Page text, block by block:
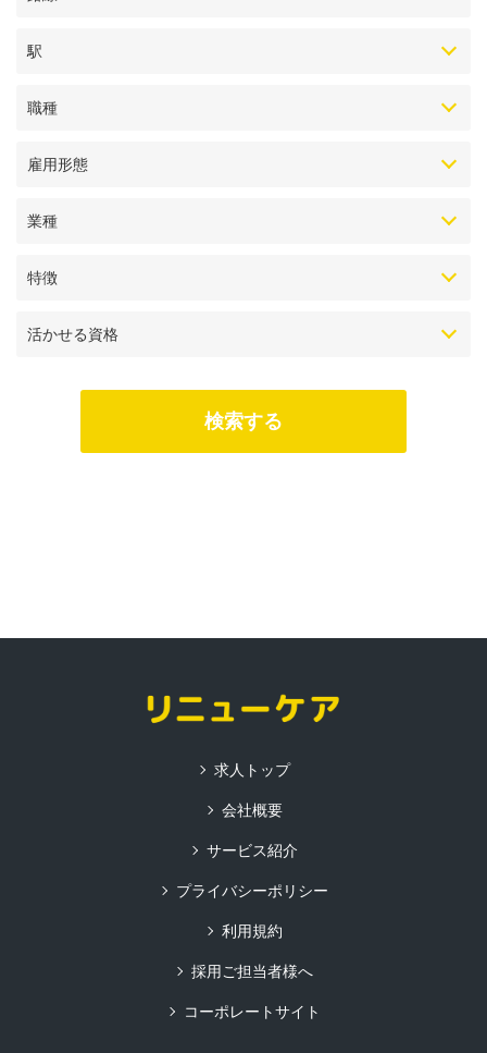
駅
職種
雇用形態
業種
特徴
活かせる資格
求人トップ
会社概要
サービス紹介
プライバシーポリシー
利用規約
採用ご担当者様へ
コーポレートサイト